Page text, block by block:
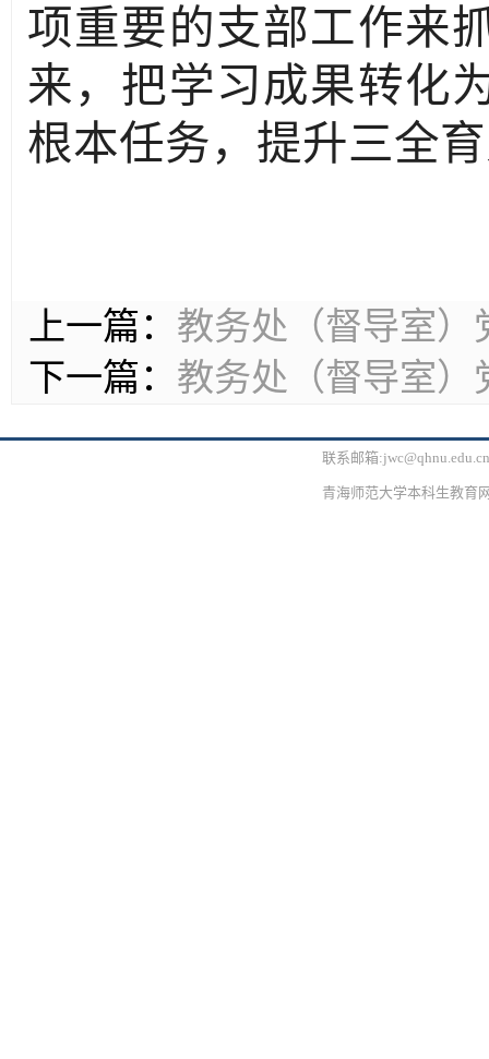
项重要的支部工作来
来，把学习成果转化
根本任务，提升三全
上一篇： 教务处（督导室）
下一篇： 教务处（督导室）
联系邮箱
青海师范大学本科生教育